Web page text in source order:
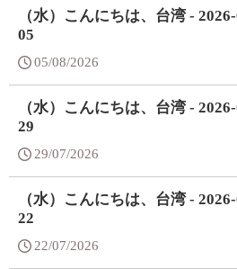
（水）こんにちは、台湾 -
05
05/08/2026
（水）こんにちは、台湾 -
29
29/07/2026
（水）こんにちは、台湾 -
22
22/07/2026